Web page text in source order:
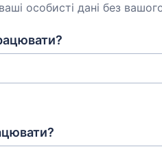
особисті дані без